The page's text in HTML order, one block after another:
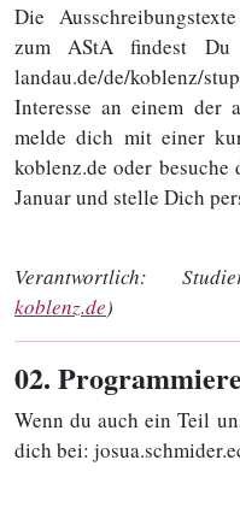
Die
zum AStA findest Du
landau.de/de/koblenz/
Interesse an einem der
melde dich mit einer
koblenz.de oder besuche
Januar und stelle Dich
Verantwortlich:
koblenz.de)
02.
Wenn du auch ein Teil
dich bei: